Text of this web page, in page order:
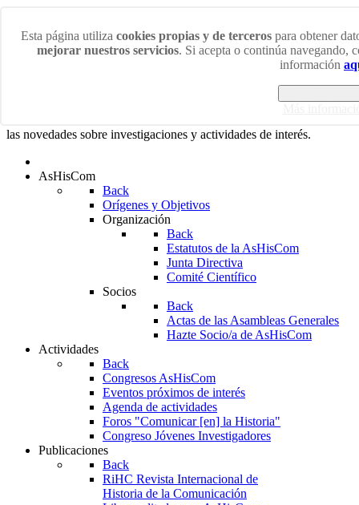
Esta página utiliza cookies propias y de terceros para obtener
mejorar nuestros servicios. Si acepta o continúa navegando,
información
¡Bienvenidos/as a la web de la Asociación de Historiadores
En esta web podrás acceder a las últimas noticias sobre los más
las novedades sobre investigaciones y actividades de interés.
AsHisCom
Back
Orígenes y Objetivos
Organización
Back
Estatutos de la AsHisCom
Junta Directiva
Comité Científico
Socios
Back
Actas de las Asambleas Generales
Hazte Socio/a de AsHisCom
Actividades
Back
Congresos AsHisCom
Eventos próximos de interés
Agenda de actividades
Foros "Comunicar [en] la Historia"
Congreso Jóvenes Investigadores
Publicaciones
Back
RiHC Revista Internacional de
Historia de la Comunicación